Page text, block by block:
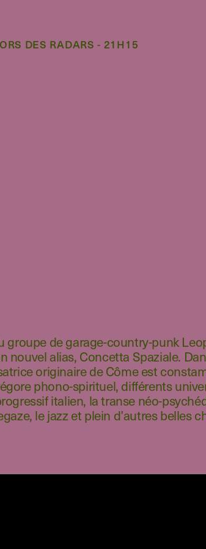
DES RADARS - 21H15
de garage-country-punk
nouvel alias, Concetta Spaziale.
originaire de Côme est
phono-spirituel, différents
italien, la transe néo-
le jazz et plein d’autres belles